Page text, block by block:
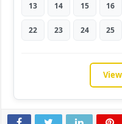
13 14 15 16
22 23 24 25